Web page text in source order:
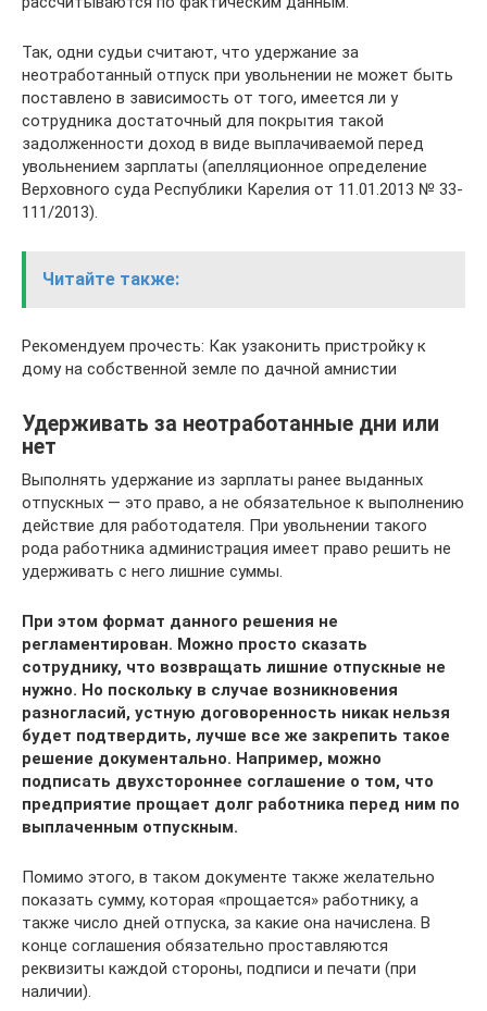
Так, одни судьи считают, что удержание за
неотработанный отпуск при увольнении не может быть
поставлено в зависимость от того, имеется ли у
сотрудника достаточный для покрытия такой
задолженности доход в виде выплачиваемой перед
увольнением зарплаты (апелляционное определение
Верховного суда Республики Карелия от 11.01.2013 № 33-
111/2013).
Читайте также:
Рекомендуем прочесть: Как узаконить пристройку к
дому на собственной земле по дачной амнистии
Удерживать за неотработанные дни или
нет
Выполнять удержание из зарплаты ранее выданных
отпускных — это право, а не обязательное к выполнению
действие для работодателя. При увольнении такого
рода работника администрация имеет право решить не
удерживать с него лишние суммы.
При этом формат данного решения не
регламентирован. Можно просто сказать
сотруднику, что возвращать лишние отпускные не
нужно. Но поскольку в случае возникновения
разногласий, устную договоренность никак нельзя
будет подтвердить, лучше все же закрепить такое
решение документально. Например, можно
подписать двухстороннее соглашение о том, что
предприятие прощает долг работника перед ним по
выплаченным отпускным.
Помимо этого, в таком документе также желательно
показать сумму, которая «прощается» работнику, а
также число дней отпуска, за какие она начислена. В
конце соглашения обязательно проставляются
реквизиты каждой стороны, подписи и печати (при
наличии).